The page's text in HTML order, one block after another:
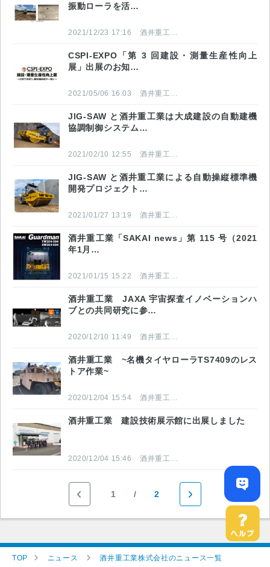
振動ローラを活…
2021/12/23 17:16 酒井重工業株式会社
CSPI-EXPO「第 3 回建設・測量生産性向上
展」出展のお知…
2021/05/06 16:03 酒井重工業株式会社
JIG-SAW と酒井重工業は大成建設の自動建機
協調制御システム…
2021/02/10 12:55 酒井重工業株式会社
JIG-SAW と酒井重工業による自動操縦標準機
開発プロジェクト…
2021/01/27 13:19 酒井重工業株式会社
酒井重工業「SAKAI news」第 115 号（2021
年1月…
2021/01/15 15:22 酒井重工業株式会社
酒井重工業 JAXA 宇宙探査イノベーションハ
ブとの共同研究に参…
2020/12/10 11:49 酒井重工業株式会社
酒井重工業 ~名機タイヤローラTS7409のレス
トア作業~
2020/12/04 15:54 酒井重工業株式会社
酒井重工業 建設技術展示館に出展しました
2020/12/04 15:46 酒井重工業株式会社
1 2
TOP ニュース 酒井重工業株式会社のニュース一覧